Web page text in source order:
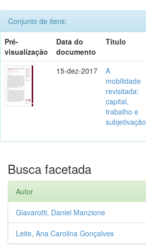
Conjunto de itens:
Pré-
visualização
Data do
documento
Título
15-dez-2017
A
mobilidade
revisitada:
capital,
trabalho e
subjetivação
Busca facetada
Autor
Giavarotti, Daniel Manzione
Leite, Ana Carolina Gonçalves